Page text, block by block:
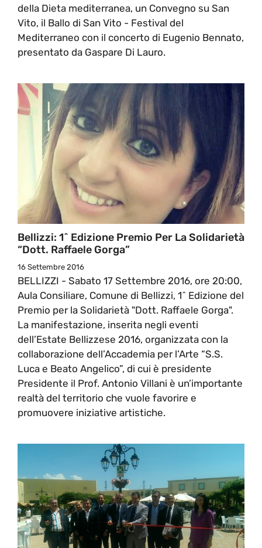
della Dieta mediterranea, un Convegno su San
Vito, il Ballo di San Vito - Festival del
Mediterraneo con il concerto di Eugenio Bennato,
presentato da Gaspare Di Lauro.
Bellizzi: 1^ Edizione Premio Per La Solidarietà
“Dott. Raffaele Gorga”
16 Settembre 2016
BELLIZZI - Sabato 17 Settembre 2016, ore 20:00,
Aula Consiliare, Comune di Bellizzi, 1^ Edizione del
Premio per la Solidarietà "Dott. Raffaele Gorga".
La manifestazione, inserita negli eventi
dell’Estate Bellizzese 2016, organizzata con la
collaborazione dell’Accademia per l’Arte “S.S.
Luca e Beato Angelico”, di cui è presidente
Presidente il Prof. Antonio Villani è un’importante
realtà del territorio che vuole favorire e
promuovere iniziative artistiche.